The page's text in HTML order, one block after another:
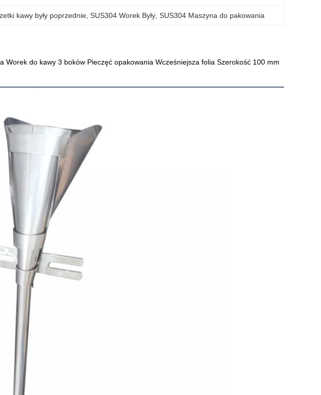
kawy były poprzednie , SUS304 Worek Były , SUS304 Maszyna do pakowania
Worek do kawy 3 boków Pieczęć opakowania Wcześniejsza folia Szerokość 100 mm